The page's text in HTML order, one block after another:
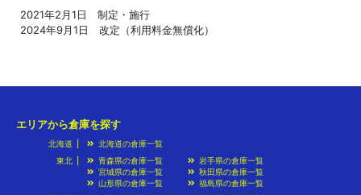
2021年2月1日 制定・施行
2024年9月1日 改定（利用料金無償化）
エリアから倉庫を探す
北海道
北海道の倉庫一覧
東北
青森県の倉庫一覧
岩手県の倉庫一覧
宮城県の倉庫一覧
秋田県の倉庫一覧
山形県の倉庫一覧
福島県の倉庫一覧